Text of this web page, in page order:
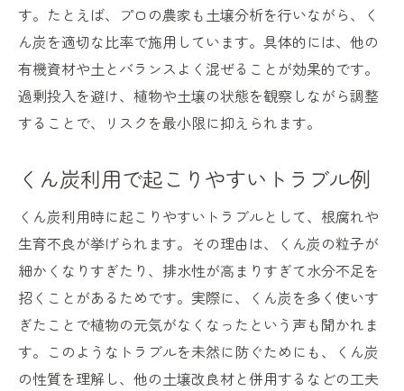
す。たとえば、プロの農家も土壌分析を行いながら、く
ん炭を適切な比率で施用しています。具体的には、他の
有機資材や土とバランスよく混ぜることが効果的です。
過剰投入を避け、植物や土壌の状態を観察しながら調整
することで、リスクを最小限に抑えられます。
くん炭利用で起こりやすいトラブル例
くん炭利用時に起こりやすいトラブルとして、根腐れや
生育不良が挙げられます。その理由は、くん炭の粒子が
細かくなりすぎたり、排水性が高まりすぎて水分不足を
招くことがあるためです。実際に、くん炭を多く使いす
ぎたことで植物の元気がなくなったという声も聞かれま
す。このようなトラブルを未然に防ぐためにも、くん炭
の性質を理解し、他の土壌改良材と併用するなどの工夫